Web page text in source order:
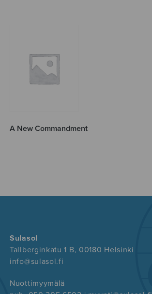
A New Commandment
Sulasol
Tallberginkatu 1 B, 00180 Helsinki
info@sulasol.fi
Nuottimyymälä